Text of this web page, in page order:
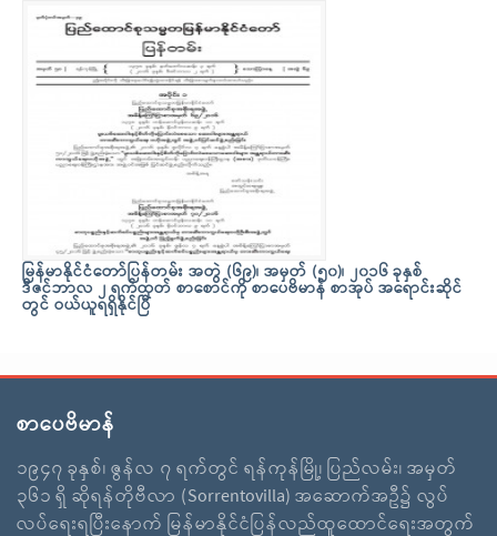
မြန်မာနိုင်ငံတော်ပြန်တမ်း အတွဲ (၆၉)၊ အမှတ် (၅၀)၊ ၂၀၁၆ ခုနှစ်
ဒီဇင်ဘာလ ၂ ရက်ထုတ် စာစောင်ကို စာပေဗိမာန် စာအုပ် အရောင်းဆိုင်
တွင် ဝယ်ယူရရှိနိုင်ပြီ
စာပေဗိမာန်
၁၉၄၇ ခုနှစ်၊ ဇွန်လ ၇ ရက်တွင် ရန်ကုန်မြို့၊ ပြည်လမ်း၊ အမှတ်
၃၆၁ ရှိ ဆိုရန်တိုဗီလာ (Sorrentovilla) အဆောက်အဦ၌ လွပ်
လပ်ရေးရပြီးနောက် မြန်မာနိုင်ငံပြန်လည်ထူထောင်ရေးအတွက်